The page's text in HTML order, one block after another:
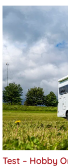
Test – Hobby